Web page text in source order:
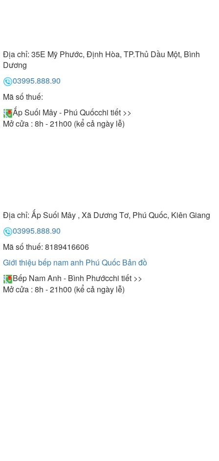
Địa chỉ: 35E Mỹ Phước, Định Hòa, TP.Thủ Dầu Một, Bình
Dương
03995.888.90
Mã số thuế:
Ấp Suối Mây - Phú Quốcchi tiết >>
Mở cửa : 8h - 21h00 (kể cả ngày lễ)
Địa chỉ: Ấp Suối Mây , Xã Dương Tơ, Phú Quốc, Kiên Giang
03995.888.90
Mã số thuế: 8189416606
Giới thiệu bếp nam anh Phú Quốc Bản đồ
Bếp Nam Anh - Bình Phướcchi tiết >>
Mở cửa : 8h - 21h00 (kể cả ngày lễ)